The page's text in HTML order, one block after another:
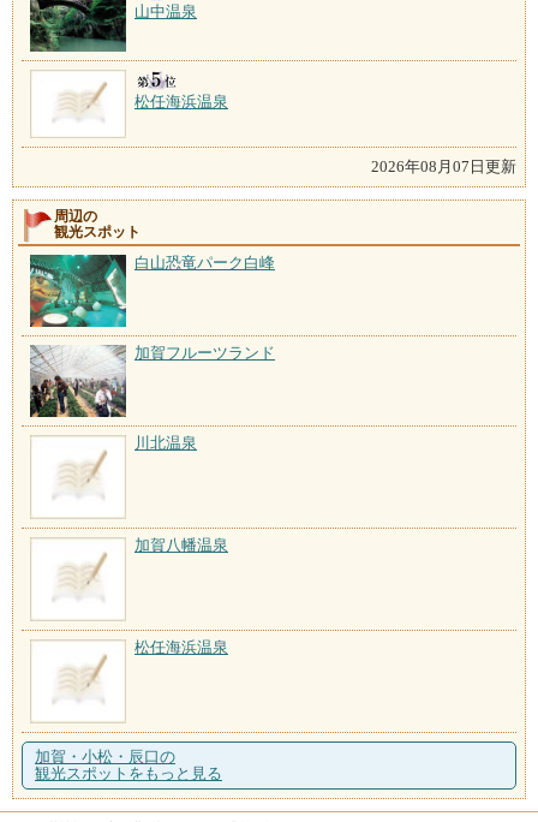
山中温泉
松任海浜温泉
2026年08月07日更新
周辺の
観光スポット
白山恐竜パーク白峰
加賀フルーツランド
川北温泉
加賀八幡温泉
松任海浜温泉
加賀・小松・辰口の
観光スポットをもっと見る